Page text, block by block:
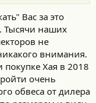
Вас за это
Тысячи наших
не
внимания.
Хая в 2018
очень
обвеса от дилера